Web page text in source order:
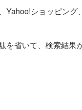
Yahoo!ショッピン
を省いて、検索結果